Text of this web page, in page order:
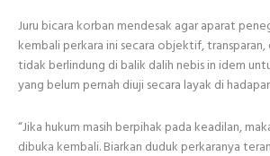
Juru bicara korban mendesak agar aparat
kembali perkara ini secara objektif,
tidak berlindung di balik dalih nebis in idem
yang belum pernah diuji secara layak di
“Jika hukum masih berpihak pada keadilan,
dibuka kembali. Biarkan duduk perkaranya